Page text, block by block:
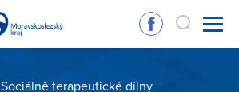
Sociálně terapeutické dílny